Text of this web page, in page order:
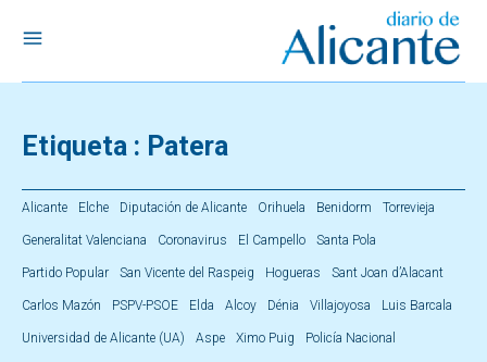
Etiqueta : Patera
Alicante Elche Diputación de Alicante Orihuela Benidorm Torrevieja
Generalitat Valenciana Coronavirus El Campello Santa Pola
Partido Popular San Vicente del Raspeig Hogueras Sant Joan d’Alacant
Carlos Mazón PSPV-PSOE Elda Alcoy Dénia Villajoyosa Luis Barcala
Universidad de Alicante (UA) Aspe Ximo Puig Policía Nacional